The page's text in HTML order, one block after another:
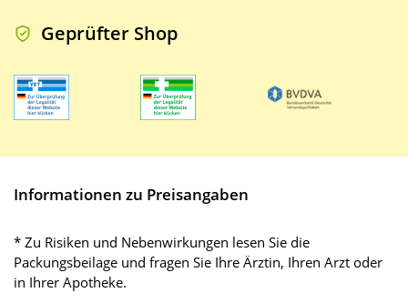
Geprüfter Shop
Informationen zu Preisangaben
* Zu Risiken und Nebenwirkungen lesen Sie die
Packungsbeilage und fragen Sie Ihre Ärztin, Ihren Arzt oder
in Ihrer Apotheke.